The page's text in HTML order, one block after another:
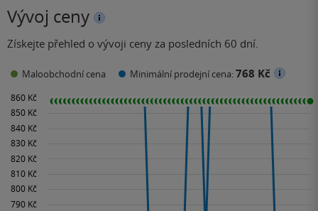
Vývoj ceny
Získejte přehled o vývoji ceny za posledních 60 dní.
Maloobchodní cena Minimální prodejní cena:768 Kč